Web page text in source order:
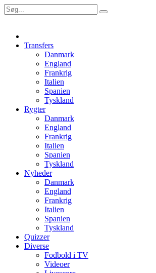
Transfers
Danmark
England
Frankrig
Italien
Spanien
Tyskland
Rygter
Danmark
England
Frankrig
Italien
Spanien
Tyskland
Nyheder
Danmark
England
Frankrig
Italien
Spanien
Tyskland
Quizzer
Diverse
Fodbold i TV
Videoer